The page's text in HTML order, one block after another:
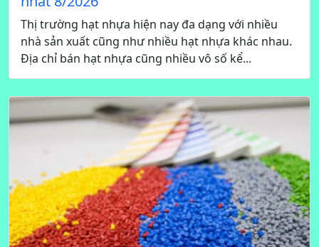
Thị trường hạt nhựa hiện nay đa dạng với nhiều
nhà sản xuất cũng như nhiều hạt nhựa khác nhau.
Địa chỉ bán hạt nhựa cũng nhiều vô số kể...